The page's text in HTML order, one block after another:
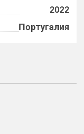
2022
Португалия